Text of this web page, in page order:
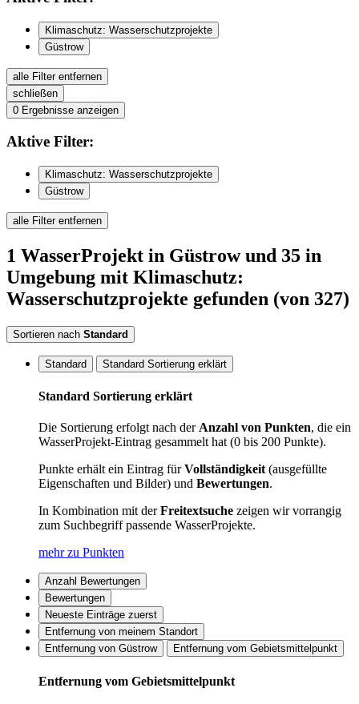
Klimaschutz: Wasserschutzprojekte
Güstrow
alle Filter entfernen
schließen
0 Ergebnisse anzeigen
Aktive Filter:
Klimaschutz: Wasserschutzprojekte
Güstrow
alle Filter entfernen
1 WasserProjekt in Güstrowund 35 in
Umgebung mit Klimaschutz:
Wasserschutzprojekte gefunden (von 327)
Sortieren nach Standard
Standard Standard Sortierung erklärt
Standard Sortierung erklärt
Die Sortierung erfolgt nach derAnzahl von Punkten, die ein
WasserProjekt-Eintrag gesammelt hat (0 bis 200 Punkte).
Punkte erhält ein Eintrag fürVollständigkeit(ausgefüllte
Eigenschaften und Bilder) und Bewertungen.
In Kombination mit derFreitextsuche zeigen wir vorrangig
zum Suchbegriff passende WasserProjekte.
mehr zu Punkten
Anzahl Bewertungen
Bewertungen
Neueste Einträge zuerst
Entfernung von meinem Standort
Entfernung von Güstrow
Entfernung vom Gebietsmittelpunkt
Entfernung vom Gebietsmittelpunkt